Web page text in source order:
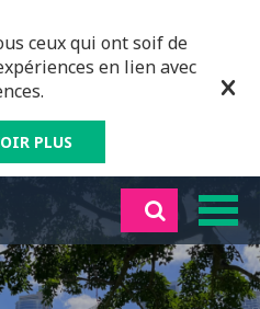
ceux qui ont soif de
en lien avec
PLUS